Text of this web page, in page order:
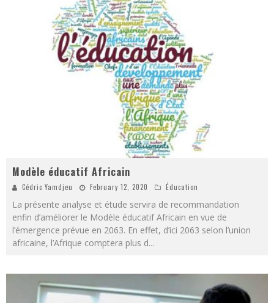
Modèle éducatif Africain
Cédric Yamdjeu February 12, 2020 Éducation
La présente analyse et étude servira de recommandation
enfin d’améliorer le Modèle éducatif Africain en vue de
l’émergence prévue en 2063. En effet, d’ici 2063 selon l’union
africaine, l’Afrique comptera plus d...